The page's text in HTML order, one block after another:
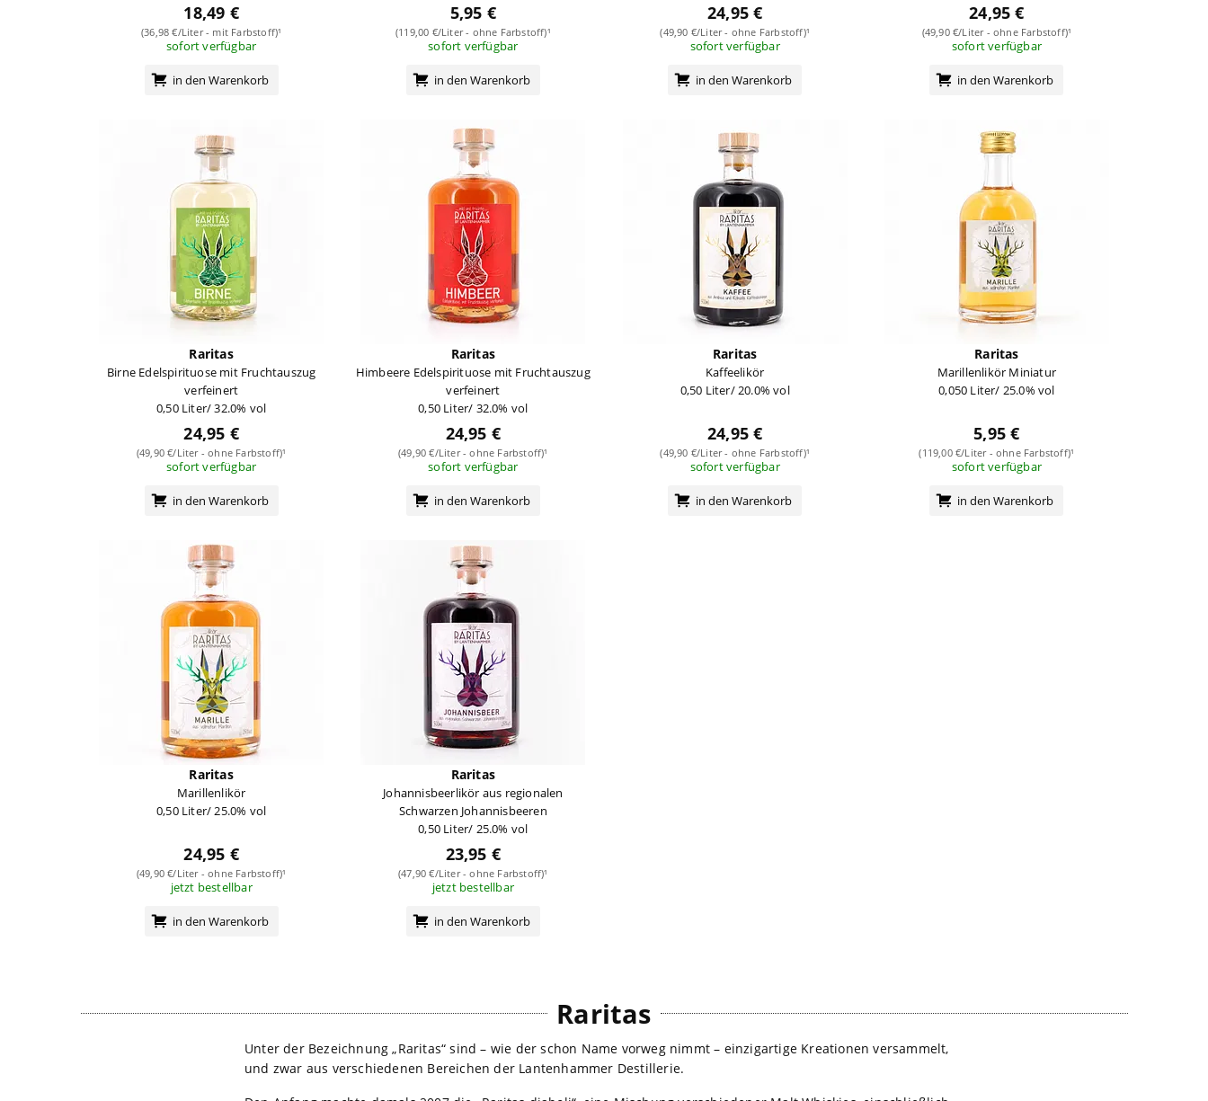
18,49 €
(36,98 €/Liter - mit Farbstoff)¹
sofort verfügbar
in den Warenkorb
5,95 €
(119,00 €/Liter - ohne Farbstoff)¹
sofort verfügbar
in den Warenkorb
24,95 €
(49,90 €/Liter - ohne Farbstoff)¹
sofort verfügbar
in den Warenkorb
24,95 €
(49,90 €/Liter - ohne Farbstoff)¹
sofort verfügbar
in den Warenkorb
Raritas
Birne Edelspirituose mit Fruchtauszug
verfeinert
0,50 Liter/ 32.0% vol
24,95 €
(49,90 €/Liter - ohne Farbstoff)¹
sofort verfügbar
in den Warenkorb
Raritas
Himbeere Edelspirituose mit Fruchtauszug
verfeinert
0,50 Liter/ 32.0% vol
24,95 €
(49,90 €/Liter - ohne Farbstoff)¹
sofort verfügbar
in den Warenkorb
Raritas
Kaffeelikör
0,50 Liter/ 20.0% vol
24,95 €
(49,90 €/Liter - ohne Farbstoff)¹
sofort verfügbar
in den Warenkorb
Raritas
Marillenlikör Miniatur
0,050 Liter/ 25.0% vol
5,95 €
(119,00 €/Liter - ohne Farbstoff)¹
sofort verfügbar
in den Warenkorb
Raritas
Marillenlikör
0,50 Liter/ 25.0% vol
24,95 €
(49,90 €/Liter - ohne Farbstoff)¹
jetzt bestellbar
in den Warenkorb
Raritas
Johannisbeerlikör aus regionalen
Schwarzen Johannisbeeren
0,50 Liter/ 25.0% vol
23,95 €
(47,90 €/Liter - ohne Farbstoff)¹
jetzt bestellbar
in den Warenkorb
Raritas
Unter der Bezeichnung „Raritas“ sind – wie der schon Name vorweg nimmt – einzigartige Kreationen versammelt,
und zwar aus verschiedenen Bereichen der Lantenhammer Destillerie.